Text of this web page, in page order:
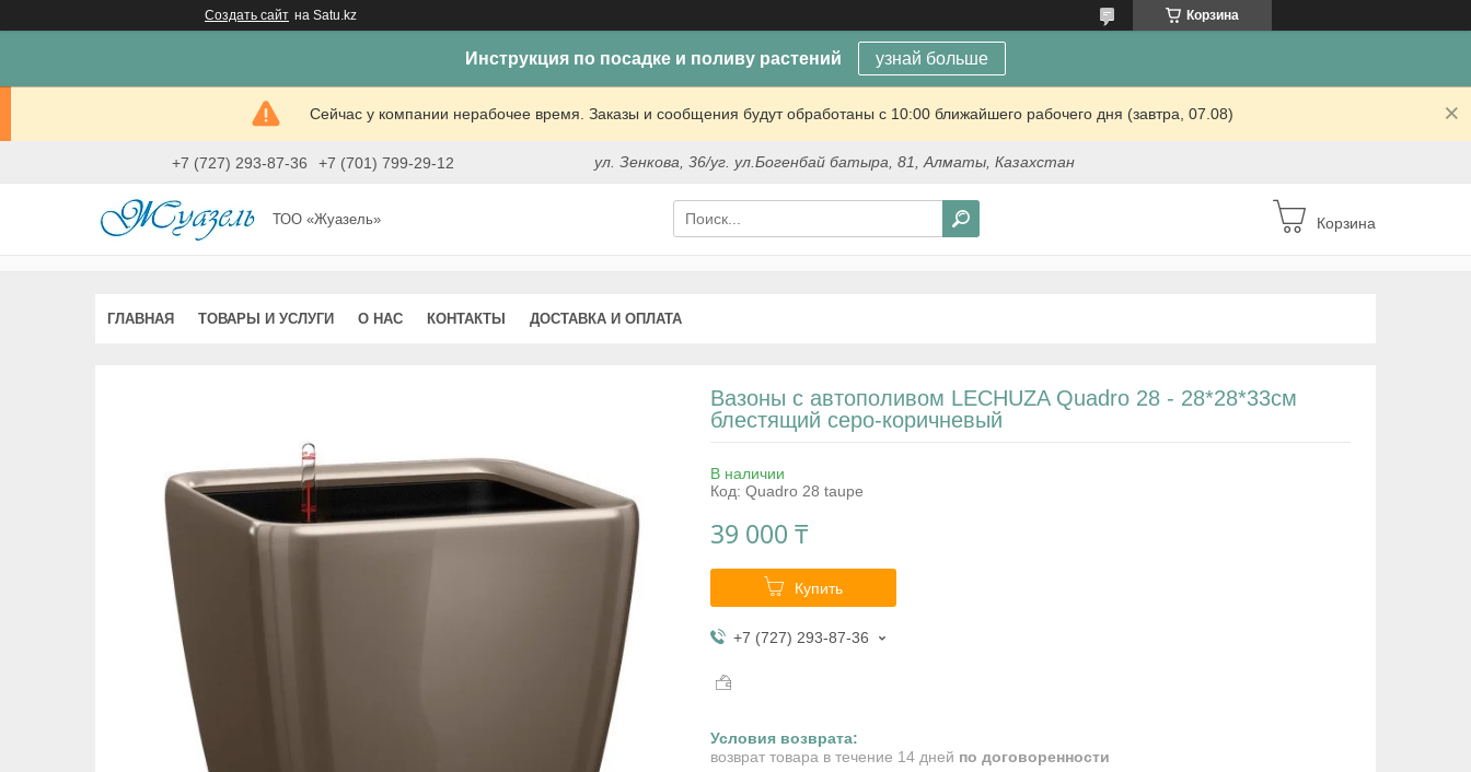
Создать сайт на Satu.kz Корзина
Инструкция по посадке и поливу растений узнай больше
Сейчас у компании нерабочее время. Заказы и сообщения будут обработаны с 10:00 ближайшего рабочего дня (завтра, 07.08)
+7 (727) 293-87-36 +7 (701) 799-29-12 ул. Зенкова, 36/уг. ул.Богенбай батыра, 81, Алматы, Казахстан
ТОО «Жуазель» Корзина
ГЛАВНАЯ ТОВАРЫ И УСЛУГИ О НАС КОНТАКТЫ ДОСТАВКА И ОПЛАТА
Вазоны с автополивом LECHUZA Quadro 28 - 28*28*33cм
блестящий серо-коричневый
В наличии
Код: Quadro 28 taupe
39 000 ₸
Купить
+7 (727) 293-87-36
возврат товара в течение 14 дней по договоренности